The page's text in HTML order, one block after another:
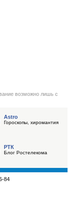
возможно лишь с
Astro
Гороскопы, хиромантия
РТК
Блог Ростелекома
84